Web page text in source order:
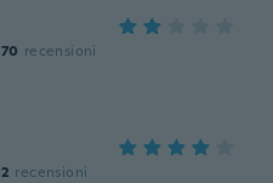
70 recensioni
2 recensioni